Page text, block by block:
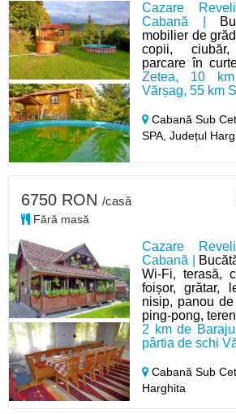
Cazare
Cabană |
mobilier de
copii,
parcare în
Zetea, 10
Vărșag, 55 km
Cabană Sub
SPA, Județul
Cazare
Cabană |
Wi-Fi, terasă,
foișor, grătar,
nisip, panou
ping-pong,
2 km de
pârtia de schi
Cabană Sub
Harghita
6750 RON /casă
Fără masă